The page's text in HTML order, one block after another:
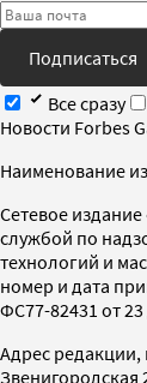
Подписаться
Все сразу
Новости Forbes
Наименование
Cетевое издание
службой по
технологий и
номер и дата
ФС77-82431 от 23
Адрес редакции,
Звенигородская